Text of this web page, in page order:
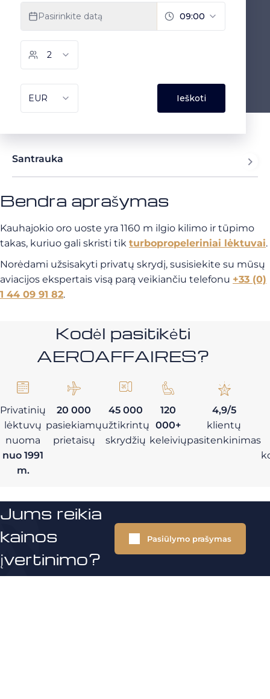
Santrauka
Bendra aprašymas
Kauhajokio oro uoste yra 1160 m ilgio kilimo ir tūpimo
takas, kuriuo gali skristi tik turbopropeleriniai lėktuvai.
Norėdami užsisakyti privatų skrydį, susisiekite su mūsų
aviacijos ekspertais visą parą veikiančiu telefonu +33 (0)
1 44 09 91 82.
Kodėl pasitikėti
AEROAFFAIRES?
Privatinių
lėktuvų
nuoma
nuo 1991
m.
20 000
pasiekiamų
prietaisų
45 000
užtikrintų
skrydžių
120
000+
keleivių
4,9/5
klientų
pasitenkinimas
Jums reikia
kainos
įvertinimo?
Pasiūlymo prašymas